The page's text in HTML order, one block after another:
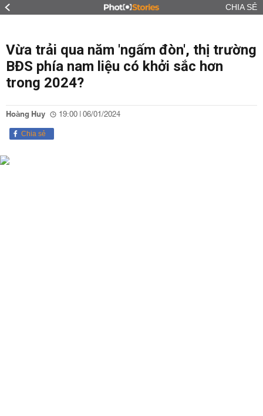
CHIA SẺ
Vừa trải qua năm 'ngấm đòn', thị trường
BĐS phía nam liệu có khởi sắc hơn
trong 2024?
Hoàng Huy 19:00 | 06/01/2024
Chia sẻ